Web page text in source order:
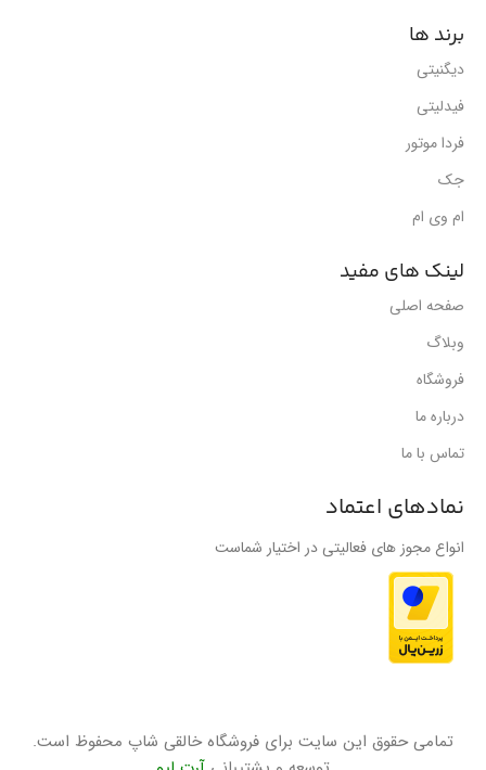
برند ها
دیگنیتی
فیدلیتی
فردا موتور
جک
ام وی ام
لینک های مفید
صفحه اصلی
وبلاگ
فروشگاه
درباره ما
تماس با ما
نمادهای اعتماد
انواع مجوز های فعالیتی در اختیار شماست
تمامی حقوق این سایت برای فروشگاه خالقی شاپ محفوظ است.